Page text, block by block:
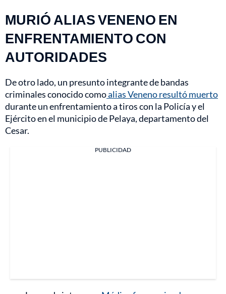
MURIÓ ALIAS VENENO EN
ENFRENTAMIENTO CON
AUTORIDADES
De otro lado, un presunto integrante de bandas
criminales conocido comoalias Veneno resultó muerto
durante un enfrentamiento a tiros con la Policía y el
Ejército en el municipio de Pelaya, departamento del
Cesar.
PUBLICIDAD